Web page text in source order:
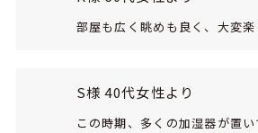
部屋も広く眺めも良く、大変楽
S様 40代女性より
この時期、多くの加湿器が置